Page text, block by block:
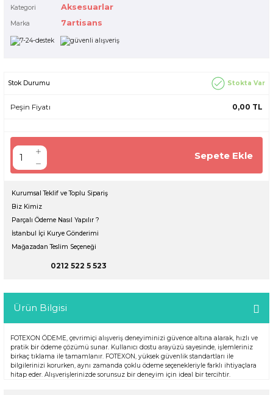
Kategori Aksesuarlar
Marka 7artisans
Stok Durumu Stokta Var
Peşin Fiyatı 0,00 TL
Sepete Ekle
Kurumsal Teklif ve Toplu Sipariş
Biz Kimiz
Parçalı Ödeme Nasıl Yapılır ?
İstanbul İçi Kurye Gönderimi
Mağazadan Teslim Seçeneği
0212 522 5 523
Ürün Bilgisi
FOTEXON ÖDEME, çevrimiçi alışveriş deneyiminizi güvence altına alarak, hızlı ve
pratik bir ödeme çözümü sunar. Kullanıcı dostu arayüzü sayesinde, işlemleriniz
birkaç tıklama ile tamamlanır. FOTEXON, yüksek güvenlik standartları ile
bilgilerinizi korurken, aynı zamanda çoklu ödeme seçenekleriyle farklı ihtiyaçlara
hitap eder. Alışverişlerinizde sorunsuz bir deneyim için ideal bir tercihtir.